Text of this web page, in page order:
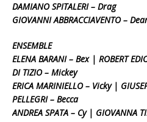
DAMIANO SPITALERI – Drag
GIOVANNI ABBRACCIAVENTO –
ENSEMBLE
ELENA BARANI – Bex | ROBERT
DI TIZIO – Mickey
ERICA MARINIELLO – Vicky |
PELLEGRI – Becca
ANDREA SPATA – Cy | GIOVANNA